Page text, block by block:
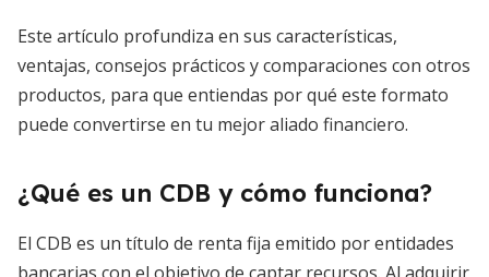
Este artículo profundiza en sus características,
ventajas, consejos prácticos y comparaciones con otros
productos, para que entiendas por qué este formato
puede convertirse en tu mejor aliado financiero.
¿Qué es un CDB y cómo funciona?
El CDB es un título de renta fija emitido por entidades